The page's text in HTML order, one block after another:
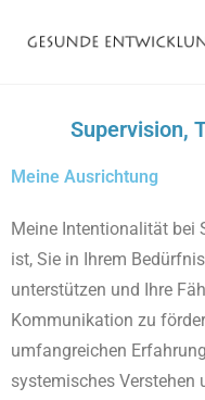
Supervision,
Meine Ausrichtung
Meine Intentionalität bei
ist, Sie in Ihrem
unterstützen und Ihre
Kommunikation zu
umfangreichen
systemisches Verstehen